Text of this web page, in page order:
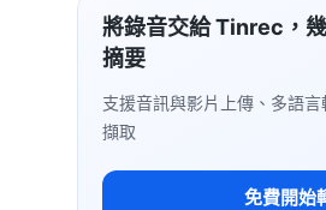
將錄音交給 Tinrec，
摘要
支援音訊與影片上傳、多語
擷取
免費開始